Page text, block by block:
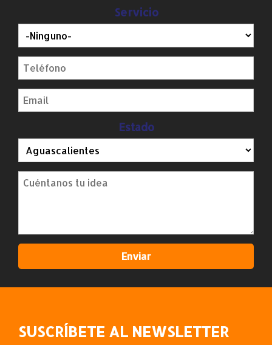
Servicio
Estado
SUSCRÍBETE AL NEWSLETTER